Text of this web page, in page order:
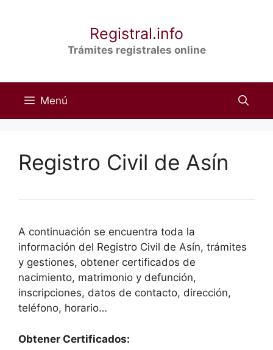
Registral.info
Trámites registrales online
Menú
Registro Civil de Asín
A continuación se encuentra toda la
información del Registro Civil de Asín, trámites
y gestiones, obtener certificados de
nacimiento, matrimonio y defunción,
inscripciones, datos de contacto, dirección,
teléfono, horario…
Obtener Certificados: